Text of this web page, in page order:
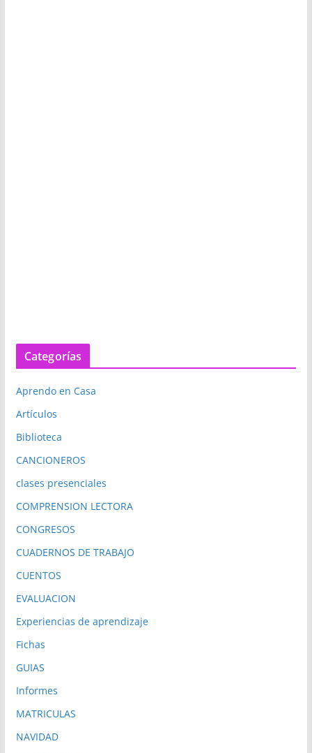
Categorías
Aprendo en Casa
Artículos
Biblioteca
CANCIONEROS
clases presenciales
COMPRENSION LECTORA
CONGRESOS
CUADERNOS DE TRABAJO
CUENTOS
EVALUACION
Experiencias de aprendizaje
Fichas
GUIAS
Informes
MATRICULAS
NAVIDAD